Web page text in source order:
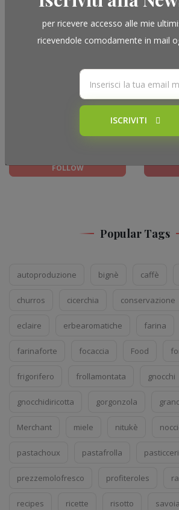
per ricevere accesso alle mie
ricevendole comodamente in mail
ISCRIVITI
FACEBOOK
FOLLOW
Popular Tags
autoproduzione bignè caffè
churros cicerchia conservazione
eclaire erbearomatiche farina
farinaforte focaccia Food
frigorifero frollamontata gnocchi
gnocchidiricotta gorgonzola
Merchant miele nitukè
pastachoux pastafrolla
prezzemolofresco profiteroles
recipes ricette risotto